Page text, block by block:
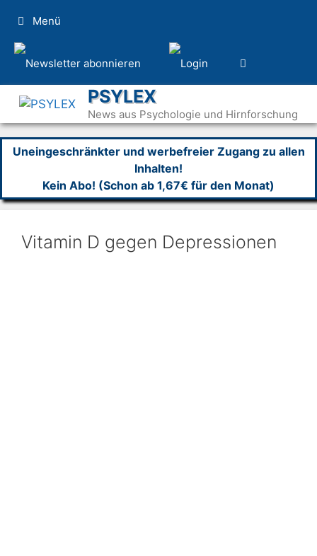
Inhalt
springen
Menü
PSYLEX
News aus Psychologie und Hirnforschung
Uneingeschränkter und werbefreier Zugang zu allen
Inhalten!
Kein Abo! (Schon ab 1,67€ für den Monat)
Vitamin D gegen Depressionen